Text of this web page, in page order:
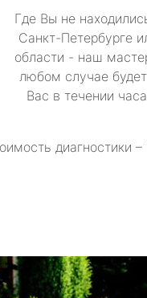
Где Вы не
Санкт-Петербурге
области - наш
любом случае
Вас в течении
диагностики –